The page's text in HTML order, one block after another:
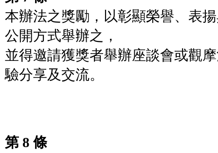
本辦法之獎勵，以彰顯榮譽、表
公開方式舉辦之，
並得邀請獲獎者舉辦座談會或觀
驗分享及交流。
第 8 條